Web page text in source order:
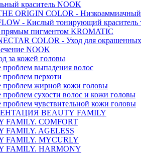
краситель NOOK
ORIGIN COLOR - Низкоаммиачный
- Кислый тонирующий краситель
пигментом KROMATIC
COLOR - Уход для
NOOK
за кожей головы
проблем выпадения волос
перхоти
проблем жирной кожи головы
сухости волос и кожи головы
чувствительной кожи головы
BEAUTY FAMILY
FAMILY. COMFORT
FAMILY. AGELESS
FAMILY. MYCURLY
FAMILY. HARMONY